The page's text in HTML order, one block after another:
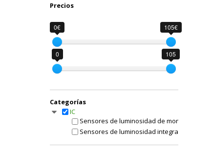
Precios
0€ 105€
0 105
Categorías
IC
Sensores de luminosidad de montaje mural IC
Sensores de luminosidad integrado IC